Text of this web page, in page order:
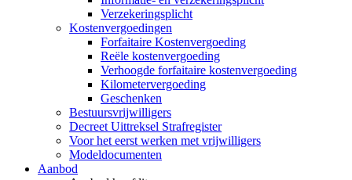
Verzekeringsplicht
Kostenvergoedingen
Forfaitaire Kostenvergoeding
Reële kostenvergoeding
Verhoogde forfaitaire kostenvergoeding
Kilometervergoeding
Geschenken
Bestuursvrijwilligers
Decreet Uittreksel Strafregister
Voor het eerst werken met vrijwilligers
Modeldocumenten
Aanbod